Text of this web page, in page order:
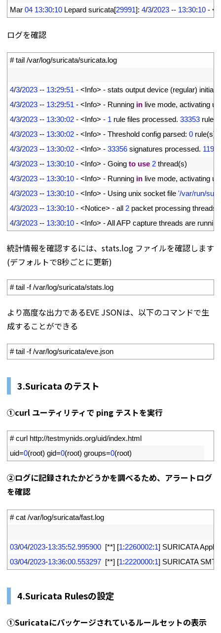
Mar 04 13:30:10 Lepard suricata[29991]: 4/3/2023 -- 13:30:10 - <
ログを確認
# tail /var/log/suricata/suricata.log
4/3/2023 -- 13:29:51 - <Info> - stats output device (regular)
4/3/2023 -- 13:29:51 - <Info> - Running in live mode, activating
4/3/2023 -- 13:30:02 - <Info> - 1 rule files processed. 33353 rules
4/3/2023 -- 13:30:02 - <Info> - Threshold config parsed: 0 rule(s)
4/3/2023 -- 13:30:02 - <Info> - 33356 signatures processed. 1196
4/3/2023 -- 13:30:10 - <Info> - Going to use 2 thread(s)
4/3/2023 -- 13:30:10 - <Info> - Running in live mode, activating
4/3/2023 -- 13:30:10 - <Info> - Using unix socket file '/var/run/
4/3/2023 -- 13:30:10 - <Notice> - all 2 packet processing threads
4/3/2023 -- 13:30:10 - <Info> -All AFP capture threads are running
統計情報を確認するには、stats.log ファイルを確認します
(デフォルトで8秒ごとに更新)
# tail -f /var/log/suricata/stats.log
より高度な出力であるEVE JSONは、以下のコマンドで生
成することができる
# tail -f /var/log/suricata/eve.json
3.Suricata のテスト
①curl ユーティリティで ping テストを実行
# curl http://testmynids.org/uid/index.html
uid=0(root) gid=0(root) groups=0(root)
②ログに記録されたかどうかを調べるため、アラートログ
を確認
# cat /var/log/suricata/fast.log
03/04/2023-13:35:52.995900 [**] [1:2260002:1] SURICATA
03/04/2023-13:36:00.553297 [**] [1:2220000:1] SURICATA
4.Suricata Rulesの設定
①Suricataにパッケージされているルールセットの表示